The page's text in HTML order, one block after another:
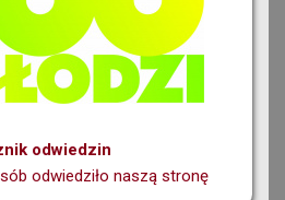
odwiedzin
odwiedziło naszą stronę